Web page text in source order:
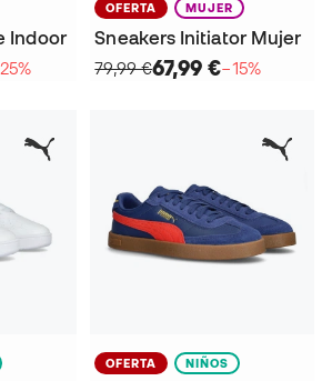
Indoor
OFERTA MUJER
Sneakers Initiator Mujer
79,99 €67,99 €−15%
OFERTA NIÑOS